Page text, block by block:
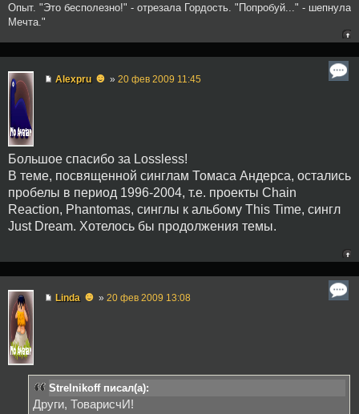
Опыт. "Это бесполезно!" - отрезала Гордость. "Попробуй..." - шепнула
Мечта."
Alexpru ☻ » 20 фев 2009 11:45
Большое спасибо за Lossless!
В теме, посвященной синглам Томаса Андерса, остались
пробелы в период 1996-2004, т.е. проекты Chain
Reaction, Phantomas, синглы к альбому This Time, сингл
Just Dream. Хотелось бы продолжения темы.
Linda ☻ » 20 фев 2009 13:08
Strelnikoff писал(а):
Други, ТоварисчИ!